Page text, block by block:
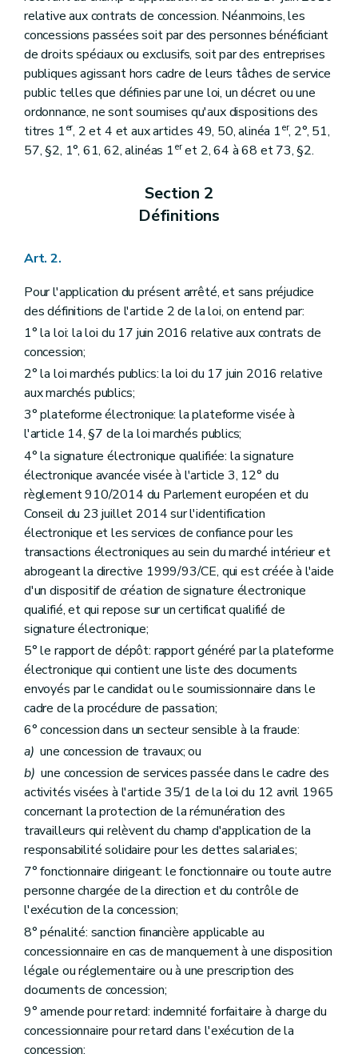
Art. 59
Art. 60
Section 6 Modifications à la concession
Art. 61
Art. 62
Art. 63
Art. 64
Art. 65
Art. 66
Art. 67
Art. 68
Modalités d'exécution de la concession
Art. 73
Section 11 Actions judiciaires
Art. 74
Titre 4 Dispositions finales, abrogatoires et entrée en vigueur
Art. 75
Art. 76
Art. 77
Art. 78
Annexe
Annexe
Annexe
Annexe
Annexe
Annexe
Annexe
Annexe
relative aux contrats de concession. Néanmoins, les
concessions passées soit par des personnes bénéficiant
de droits spéciaux ou exclusifs, soit par des entreprises
publiques agissant hors cadre de leurs tâches de service
public telles que définies par une loi, un décret ou une
ordonnance, ne sont soumises qu'aux dispositions des
titres 1er, 2 et 4 et aux articles 49, 50, alinéa 1er, 2°, 51,
57, §2, 1°, 61, 62, alinéas 1eret 2, 64 à 68 et 73, §2.
Section 2
Définitions
Art. 2.
Pour l'application du présent arrêté, et sans préjudice
des définitions de l'article 2 de la loi, on entend par:
1° la loi: la loi du 17 juin 2016 relative aux contrats de
concession;
2° la loi marchés publics: la loi du 17 juin 2016 relative
aux marchés publics;
3° plateforme électronique: la plateforme visée à
l'article 14, §7 de la loi marchés publics;
4° la signature électronique qualifiée: la signature
électronique avancée visée à l'article 3, 12° du
règlement 910/2014 du Parlement européen et du
Conseil du 23 juillet 2014 sur l'identification
électronique et les services de confiance pour les
transactions électroniques au sein du marché intérieur et
abrogeant la directive 1999/93/CE, qui est créée à l'aide
d'un dispositif de création de signature électronique
qualifié, et qui repose sur un certificat qualifié de
signature électronique;
5° le rapport de dépôt: rapport généré par la plateforme
électronique qui contient une liste des documents
envoyés par le candidat ou le soumissionnaire dans le
cadre de la procédure de passation;
6° concession dans un secteur sensible à la fraude:
a) une concession de travaux; ou
b) une concession de services passée dans le cadre des
activités visées à l'article 35/1 de la loi du 12 avril 1965
concernant la protection de la rémunération des
travailleurs qui relèvent du champ d'application de la
responsabilité solidaire pour les dettes salariales;
7° fonctionnaire dirigeant: le fonctionnaire ou toute autre
personne chargée de la direction et du contrôle de
l'exécution de la concession;
8° pénalité: sanction financière applicable au
concessionnaire en cas de manquement à une disposition
légale ou réglementaire ou à une prescription des
documents de concession;
9° amende pour retard: indemnité forfaitaire à charge du
concessionnaire pour retard dans l'exécution de la
concession;